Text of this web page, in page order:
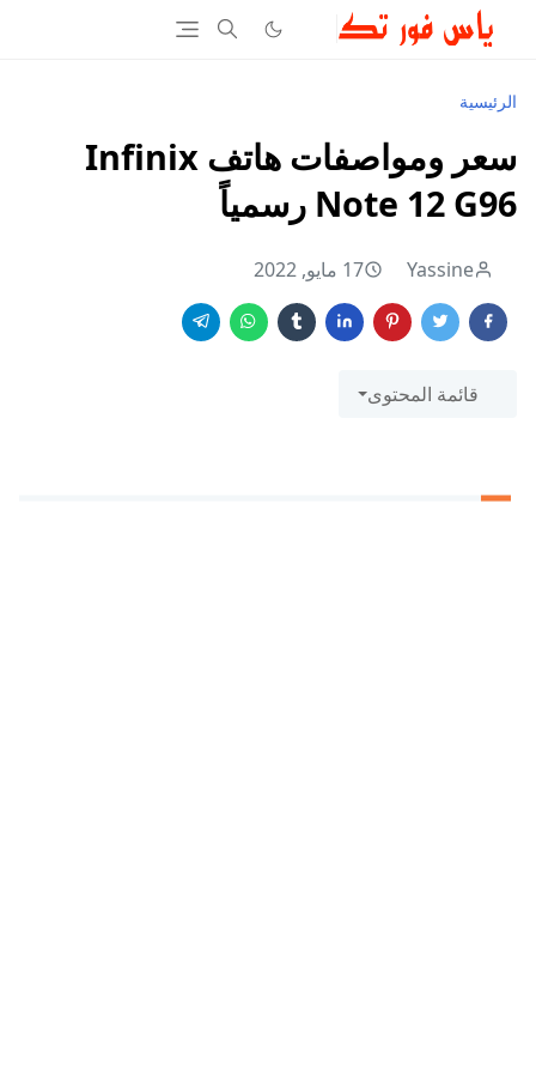
الرئيسية
سعر ومواصفات هاتف Infinix
Note 12 G96 رسمياً
Yassine 17 مايو, 2022
قائمة المحتوى